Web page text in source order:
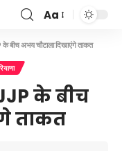
Font
Resizer
Aa
के बीच अभय चौटाला दिखाएंगे ताकत
के बीच
ताकत